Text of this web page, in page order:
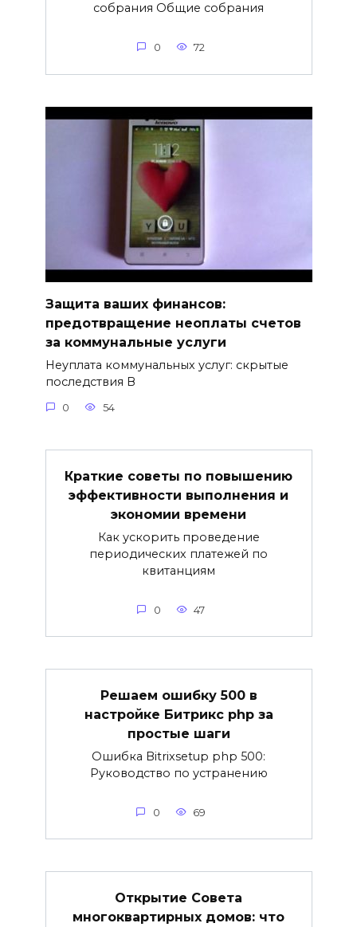
собрания Общие собрания
0 72
Защита ваших финансов:
предотвращение неоплаты счетов
за коммунальные услуги
Неуплата коммунальных услуг: скрытые
последствия В
0 54
Краткие советы по повышению
эффективности выполнения и
экономии времени
Как ускорить проведение
периодических платежей по
квитанциям
0 47
Решаем ошибку 500 в
настройке Битрикс php за
простые шаги
Ошибка Bitrixsetup php 500:
Руководство по устранению
0 69
Открытие Совета
многоквартирных домов: что